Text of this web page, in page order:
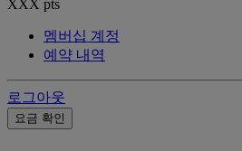
XXX pts
멤버십 계정
예약 내역
로그아웃
요금 확인